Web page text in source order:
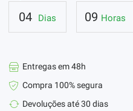
04 Dias 09 Horas
Entregas em 48h
Compra 100% segura
Devoluções até 30 dias